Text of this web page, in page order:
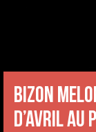
Bizon
d’avril au